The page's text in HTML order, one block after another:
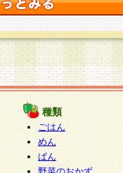
種類
ごはん
めん
ぱん